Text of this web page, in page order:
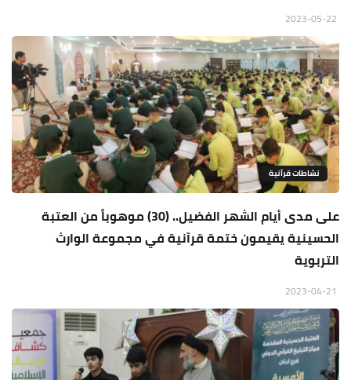
نشاطات قرآنية
على مدى أيام الشهر الفضيل.. (30) موهوباً من العتبة
الحسينية يقيمون ختمة قرآنية في مجموعة الوارث
التربوية